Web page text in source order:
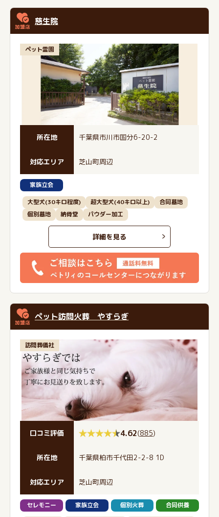
慈生院
ペット霊園
所在地 千葉県市川市国分6-20-2
対応エリア 芝山町周辺
家族立会
大型犬(30キロ程度) 超大型犬(40キロ以上)
合同墓地
個別墓地
納骨堂 パウダー加工
詳細を見る
ペット訪問火葬 やすらぎ
訪問葬儀社
口コミ評価 4.62(885)
所在地 千葉県柏市千代田2-2-8 1D
対応エリア 芝山町周辺
セレモニー 家族立会 個別火葬 合同供養